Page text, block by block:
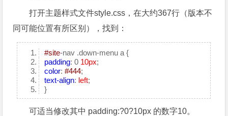
打开主题样式文件style.css，在大约367行（版本不
同可能位置有所区别），找到：
#site-nav .down-menu a {
padding: 0 10px;
color:#444;
text-align: left;
}
可适当修改其中 padding:?0?10px 的数字10。